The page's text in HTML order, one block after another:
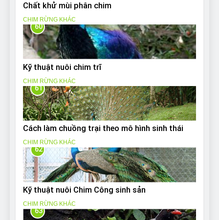
Chất khử mùi phân chim
CHIM RỪNG KHÁC
60
Kỹ thuật nuôi chim trĩ
CHIM RỪNG KHÁC
61
Cách làm chuồng trại theo mô hình sinh thái
CHIM RỪNG KHÁC
62
Kỹ thuật nuôi Chim Công sinh sản
CHIM RỪNG KHÁC
63